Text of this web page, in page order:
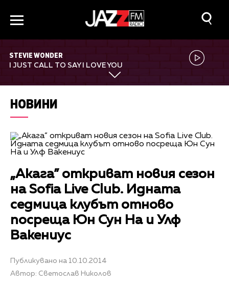
STEVIE WONDER
I JUST CALL TO SAY I LOVE YOU
НОВИНИ
„Акага” откриват новия сезон
на Sofia Live Club. Идната
седмица клубът отново
посреща Юн Сун На и Улф
Вакениус
Публикувано на 10.10.2014
Автор: Светослав Николов